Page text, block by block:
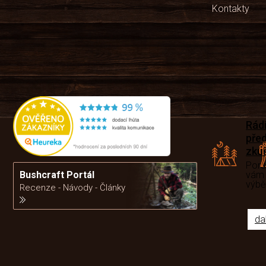
Kontakty
Bushcraft Portál
Recenze - Návody - Články
Rádi
vám